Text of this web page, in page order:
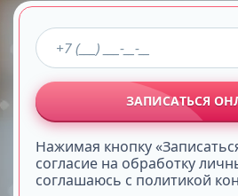
ЗАПИСАТЬСЯ
Нажимая кнопку
согласие на обработку
соглашаюсь с политикой